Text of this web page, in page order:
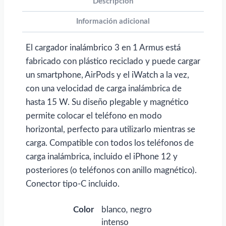
reciclado
personalizar
Información adicional
El cargador inalámbrico 3 en 1 Armus está
fabricado con plástico reciclado y puede cargar
un smartphone, AirPods y el iWatch a la vez,
con una velocidad de carga inalámbrica de
hasta 15 W. Su diseño plegable y magnético
permite colocar el teléfono en modo
horizontal, perfecto para utilizarlo mientras se
carga. Compatible con todos los teléfonos de
carga inalámbrica, incluido el iPhone 12 y
posteriores (o teléfonos con anillo magnético).
Conector tipo-C incluido.
Color blanco, negro
intenso